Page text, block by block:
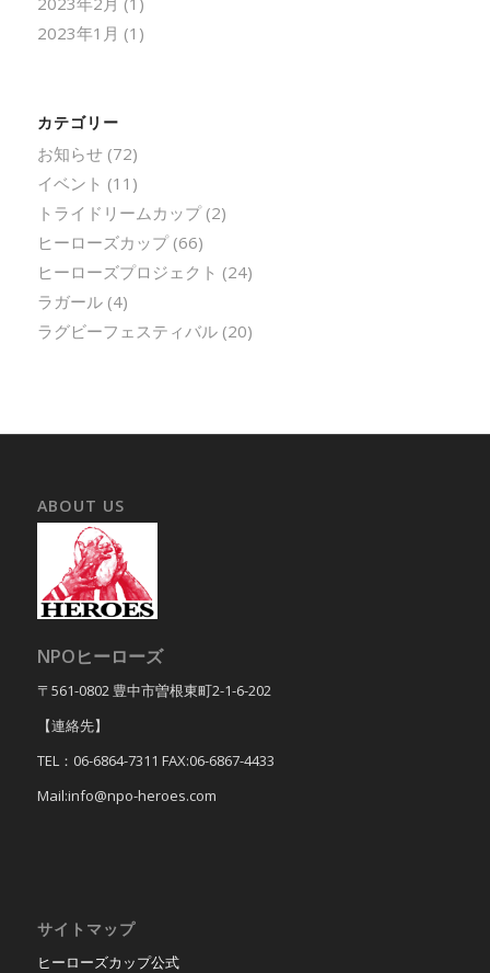
2023年1月 (1)
カテゴリー
お知らせ(72)
イベント (11)
トライドリームカップ(2)
ヒーローズカップ(66)
ヒーローズプロジェクト (24)
ラガール(4)
ラグビーフェスティバル(20)
ABOUT US
NPOヒーローズ
〒561-0802 豊中市曽根東町2-1-6-202
【連絡先】
TEL：06-6864-7311 FAX:06-6867-4433
Mail:info@npo-heroes.com
サイトマップ
ヒーローズカップ公式